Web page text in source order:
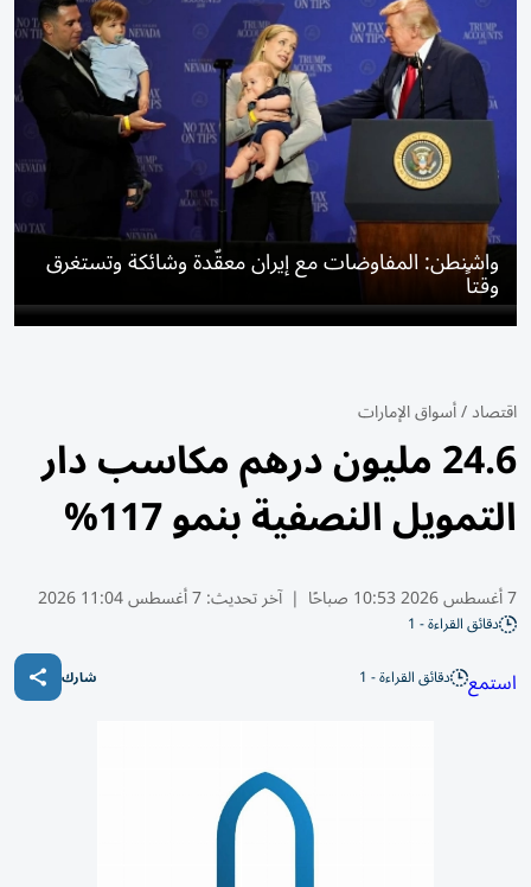
واشنطن: المفاوضات مع إيران معقّدة وشائكة وتستغرق
وقتاً
اقتصاد/أسواق الإمارات
24.6 مليون درهم مكاسب دار
التمويل النصفية بنمو 117%
7 أغسطس 2026 10:53 صباحًا | آخر تحديث:7 أغسطس 11:04 2026
دقائق القراءة - 1
استمع دقائق القراءة - 1 شارك